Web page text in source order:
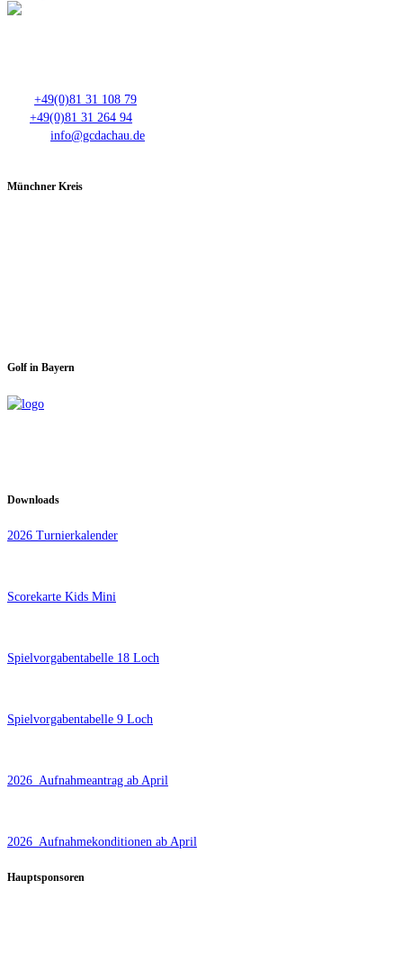
+49(0)81 31 108 79
+49(0)81 31 264 94
info@gcdachau.de
Münchner Kreis
Golf in Bayern
Downloads
2026 Turnierkalender
Scorekarte Kids Mini
Spielvorgabentabelle 18 Loch
Spielvorgabentabelle 9 Loch
2026_Aufnahmeantrag ab April
2026_Aufnahmekonditionen ab April
Hauptsponsoren